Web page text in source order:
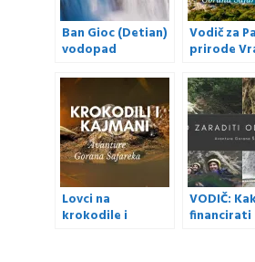
Ban Gioc (Detian)
vodopad
Vodič za
prirode
Lovci na
krokodile i
VODIČ:
financirati